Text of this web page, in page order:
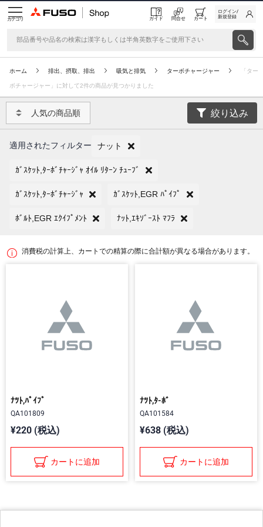
カテゴリ ガイド 問合せ カート
ログイン/
新規登録
ホーム 排出、摂取、排出 吸気と排気 ターボチャージャー 「ター
ボチャージャー」に対して2件の商品が見つかりました
人気の商品順 絞り込み
適用されたフィルター ナット
ｶﾞｽｹｯﾄ,ﾀｰﾎﾞﾁｬｰｼﾞｬ ｵｲﾙ ﾘﾀｰﾝ ﾁｭｰﾌﾞ
ｶﾞｽｹｯﾄ,ﾀｰﾎﾞﾁｬｰｼﾞｬ ｶﾞｽｹｯﾄ,EGR ﾊﾟｲﾌﾟ
ﾎﾞﾙﾄ,EGR ｴｸｲﾌﾟﾒﾝﾄ ﾅｯﾄ,ｴｷｿﾞｰｽﾄ ﾏﾌﾗ
消費税の計算上、カートでの精算の際に合計額が異なる場合があります。
ﾅﾂﾄ,ﾊﾟｲﾌﾟ
QA101809
¥220 (税込)
カートに追加
ﾅﾂﾄ,ﾀ-ﾎﾞ
QA101584
¥638 (税込)
カートに追加